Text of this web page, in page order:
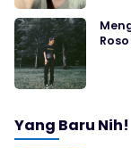
Yang Baru Nih!